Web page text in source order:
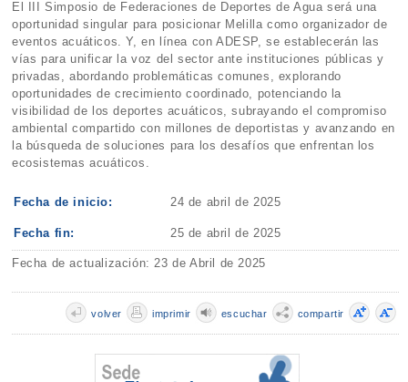
El III Simposio de Federaciones de Deportes de Agua será una
oportunidad singular para posicionar Melilla como organizador de
eventos acuáticos. Y, en línea con ADESP, se establecerán las
vías para unificar la voz del sector ante instituciones públicas y
privadas, abordando problemáticas comunes, explorando
oportunidades de crecimiento coordinado, potenciando la
visibilidad de los deportes acuáticos, subrayando el compromiso
ambiental compartido con millones de deportistas y avanzando en
la búsqueda de soluciones para los desafíos que enfrentan los
ecosistemas acuáticos.
Fecha de inicio: 24 de abril de 2025
Fecha fin: 25 de abril de 2025
Fecha de actualización: 23 de Abril de 2025
compartir
escuchar
imprimir
volver